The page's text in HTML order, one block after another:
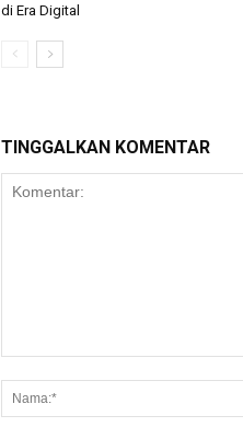
di Era Digital
TINGGALKAN KOMENTAR